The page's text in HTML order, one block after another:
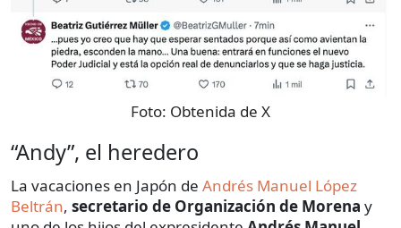
Foto: Obtenida de X
“Andy”, el heredero
La vacaciones en Japón de Andrés Manuel López
Beltrán, secretario de Organización de Morena y